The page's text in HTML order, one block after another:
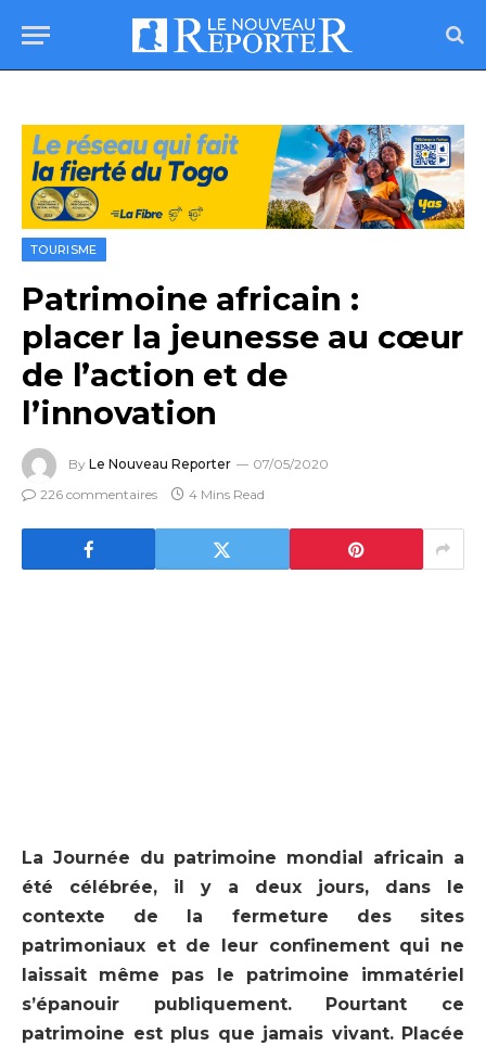
TOURISME
Patrimoine africain :
placer la jeunesse au cœur
de l’action et de
l’innovation
By Le Nouveau Reporter
07/05/2020
226 commentaires
4 Mins Read
La Journée du patrimoine mondial africain a
été célébrée, il y a deux jours, dans le
contexte de la fermeture des sites
patrimoniaux et de leur confinement qui ne
laissait même pas le patrimoine immatériel
s’épanouir publiquement. Pourtant ce
patrimoine est plus que jamais vivant. Placée